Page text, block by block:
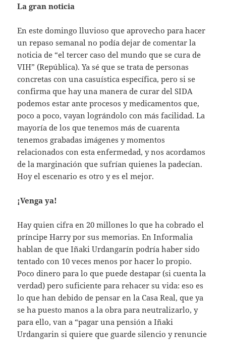
La gran noticia
En este domingo lluvioso que aprovecho para hacer
un repaso semanal no podía dejar de comentar la
noticia de “el tercer caso del mundo que se cura de
VIH” (República). Ya sé que se trata de personas
concretas con una casuística específica, pero si se
confirma que hay una manera de curar del SIDA
podemos estar ante procesos y medicamentos que,
poco a poco, vayan lográndolo con más facilidad. La
mayoría de los que tenemos más de cuarenta
tenemos grabadas imágenes y momentos
relacionados con esta enfermedad, y nos acordamos
de la marginación que sufrían quienes la padecían.
Hoy el escenario es otro y es el mejor.
¡Venga ya!
Hay quien cifra en 20 millones lo que ha cobrado el
príncipe Harry por sus memorias. En Informalia
hablan de que Iñaki Urdangarín podría haber sido
tentado con 10 veces menos por hacer lo propio.
Poco dinero para lo que puede destapar (si cuenta la
verdad) pero suficiente para rehacer su vida: eso es
lo que han debido de pensar en la Casa Real, que ya
se ha puesto manos a la obra para neutralizarlo, y
para ello, van a “pagar una pensión a Iñaki
Urdangarin si quiere que guarde silencio y renuncie